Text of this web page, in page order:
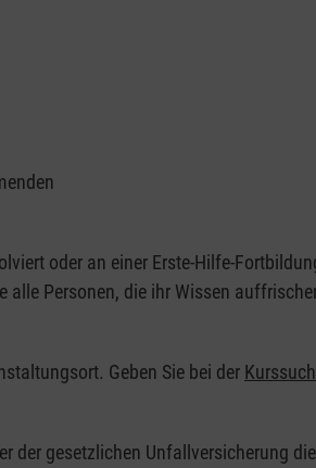
oder an einer Erste-Hilfe-
Personen, die ihr Wissen
Geben Sie bei der
der gesetzlichen Unfallversicherung